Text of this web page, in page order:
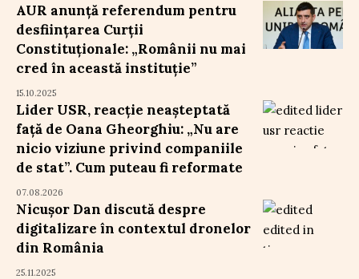
AUR anunță referendum pentru
desființarea Curții
Constituționale: „Românii nu mai
cred în această instituție”
15.10.2025
Lider USR, reacție neașteptată
față de Oana Gheorghiu: „Nu are
nicio viziune privind companiile
de stat”. Cum puteau fi reformate
07.08.2026
Nicușor Dan discută despre
digitalizare în contextul dronelor
din România
25.11.2025